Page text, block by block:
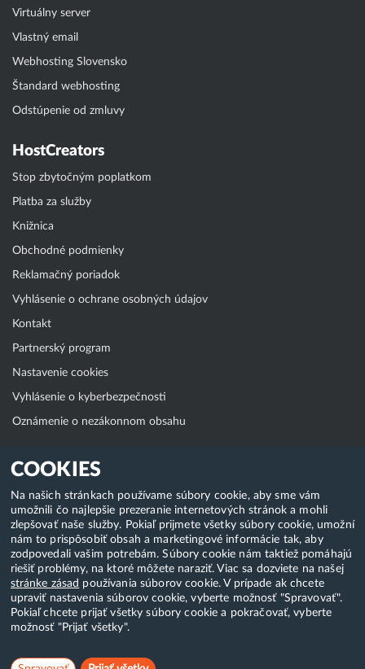
COOKIES
Na našich stránkach používame súbory cookie, aby sme vám
umožnili čo najlepšie prezeranie internetových stránok a mohli
zlepšovať naše služby. Pokiaľ prijmete všetky súbory cookie, umožní
nám to prispôsobiť obsah a marketingové informácie tak, aby
zodpovedali vašim potrebám. Súbory cookie nám taktiež pomáhajú
riešiť problémy, na ktoré môžete naraziť. Viac sa dozviete na našej
stránke zásad používania súborov cookie. V prípade ak chcete
upraviť nastavenia súborov cookie, vyberte možnosť "Spravovať".
Pokiaľ chcete prijať všetky súbory cookie a pokračovať, vyberte
možnosť "Prijať všetky".
Virtuálny server
Vlastný email
Webhosting Slovensko
Štandard webhosting
Odstúpenie od zmluvy
HostCreators
Stop zbytočným poplatkom
Platba za služby
Knižnica
Obchodné podmienky
Reklamačný poriadok
Vyhlásenie o ochrane osobných údajov
Kontakt
Partnerský program
Nastavenie cookies
Vyhlásenie o kyberbezpečnosti
Oznámenie o nezákonnom obsahu
Klientská zóna
WebAdmin
WebMail
Zmena hesla (E-mail, FTP, SSH)
Webhosting
Domény
Copyright & 2018-2026 HostCreators. Všetky práva vyhradené